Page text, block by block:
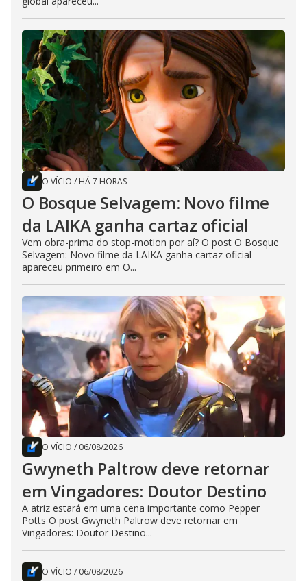
O VÍCIO / HÁ 7 HORAS
O Bosque Selvagem: Novo filme
da LAIKA ganha cartaz oficial
Vem obra-prima do stop-motion por aí? O post O Bosque
Selvagem: Novo filme da LAIKA ganha cartaz oficial
apareceu primeiro em O...
O VÍCIO / 06/08/2026
Gwyneth Paltrow deve retornar
em Vingadores: Doutor Destino
A atriz estará em uma cena importante como Pepper
Potts O post Gwyneth Paltrow deve retornar em
Vingadores: Doutor Destino...
O VÍCIO / 06/08/2026